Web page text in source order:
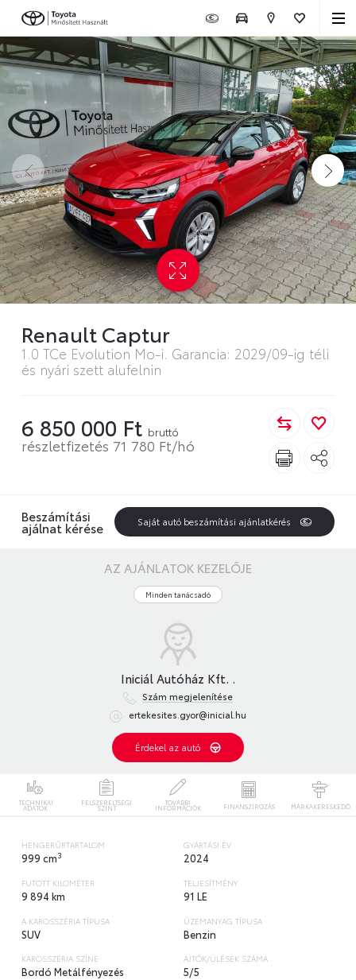
Renault Captur
1.0 TCe Evolution Mo-i. Garancia: 2029/09-ig téli
és nyári szett alufelnin
6 850 000 Ft bruttó
részletfizetés 71 780 Ft/hó
Beszámítási
ajálnat kérése Saját autó beszámítási ajánlatkérés
AZ AJÁNLATOK KEZELŐJE
Minden tanácsadó
Iniciál Autóház Kft. .
Szám megjelenítése
ertekesites.gyor@inicial.hu
Érdekel az autó
TECHNIKAI
ADATOK
FELSZERELTSÉGI
SZINT
TOVÁBBI
INFORMÁCIÓK FINANSZÍROZÁS MÁRKAKERESKEDŐ
HENGERŰRTARTALOM
999 cm3
GYÁRTÁSI ÉV
2024
FUTOTT KILOMÉTER
9 894 km
TELJESÍTMÉNY
91 LE
A KAROSSZÉRIA TÍPUSA
SUV
ÜZEMANYAG TÍPUSA
Benzin
KAROSSZÉRIA SZÍNE
Bordó Metálfényezés
AJTÓK/ÜLÉSEK SZÁMA
5/5